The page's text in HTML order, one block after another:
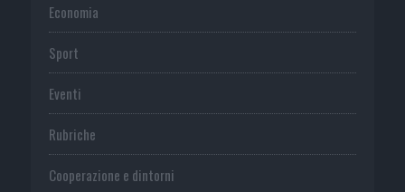
Economia
Sport
Eventi
Rubriche
Cooperazione e dintorni